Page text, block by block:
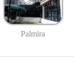
Palmira